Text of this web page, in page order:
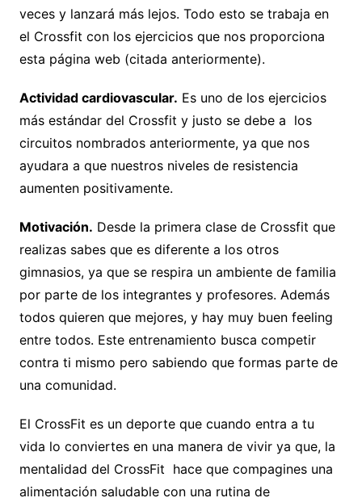
veces y lanzará más lejos. Todo esto se trabaja en
el Crossfit con los ejercicios que nos proporciona
esta página web (citada anteriormente).
Actividad cardiovascular. Es uno de los ejercicios
más estándar del Crossfit y justo se debe a los
circuitos nombrados anteriormente, ya que nos
ayudara a que nuestros niveles de resistencia
aumenten positivamente.
Motivación. Desde la primera clase de Crossfit que
realizas sabes que es diferente a los otros
gimnasios, ya que se respira un ambiente de familia
por parte de los integrantes y profesores. Además
todos quieren que mejores, y hay muy buen feeling
entre todos. Este entrenamiento busca competir
contra ti mismo pero sabiendo que formas parte de
una comunidad.
El CrossFit es un deporte que cuando entra a tu
vida lo conviertes en una manera de vivir ya que, la
mentalidad del CrossFit hace que compagines una
alimentación saludable con una rutina de